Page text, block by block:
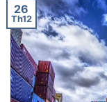
26
Th12